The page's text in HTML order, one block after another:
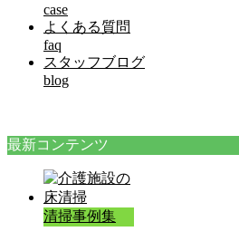
case
よくある質問
faq
スタッフブログ
blog
最新コンテンツ
清掃事例集